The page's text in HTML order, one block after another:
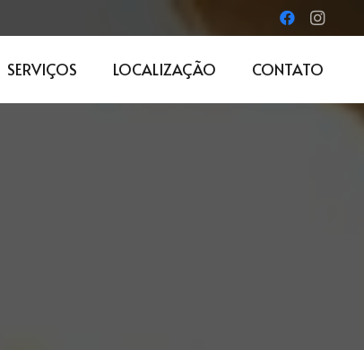
SERVIÇOS LOCALIZAÇÃO CONTATO